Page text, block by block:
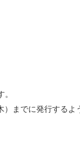
までに発行するよ